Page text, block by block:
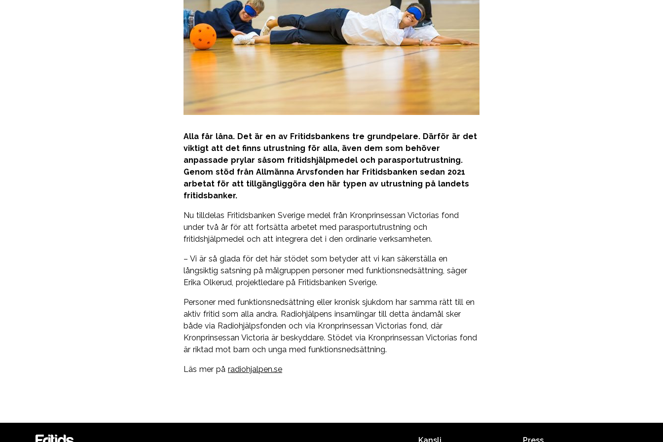
Alla får låna. Det är en av Fritidsbankens tre grundpelare. Därför är det
viktigt att det finns utrustning för alla, även dem som behöver
anpassade prylar såsom fritidshjälpmedel och parasportutrustning.
Genom stöd från Allmänna Arvsfonden har Fritidsbanken sedan 2021
arbetat för att tillgängliggöra den här typen av utrustning på landets
fritidsbanker.
Nu tilldelas Fritidsbanken Sverige medel från Kronprinsessan Victorias fond
under två år för att fortsätta arbetet med parasportutrustning och
fritidshjälpmedel och att integrera det i den ordinarie verksamheten.
– Vi är så glada för det här stödet som betyder att vi kan säkerställa en
långsiktig satsning på målgruppen personer med funktionsnedsättning, säger
Erika Olkerud, projektledare på Fritidsbanken Sverige.
Personer med funktionsnedsättning eller kronisk sjukdom har samma rätt till en
aktiv fritid som alla andra. Radiohjälpens insamlingar till detta ändamål sker
både via Radiohjälpsfonden och via Kronprinsessan Victorias fond, där
Kronprinsessan Victoria är beskyddare. Stödet via Kronprinsessan Victorias fond
är riktad mot barn och unga med funktionsnedsättning.
Läs mer på radiohjalpen.se